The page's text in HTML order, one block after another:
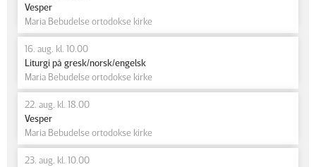
Vesper
Maria Bebudelse ortodokse kirke
16. aug. kl. 10.00
Liturgi på gresk/norsk/engelsk
Maria Bebudelse ortodokse kirke
22. aug. kl. 18.00
Vesper
Maria Bebudelse ortodokse kirke
23. aug. kl. 10.00